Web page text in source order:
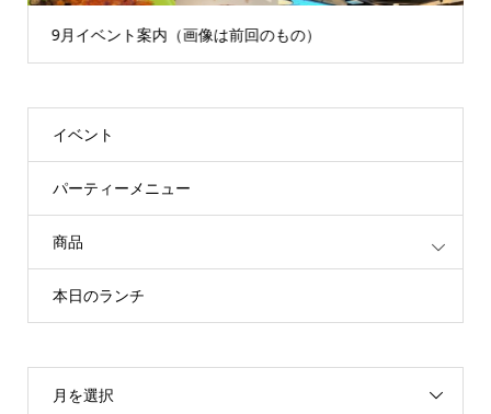
9月イベント案内（画像は前回のもの）
イベント
パーティーメニュー
商品
本日のランチ
月を選択